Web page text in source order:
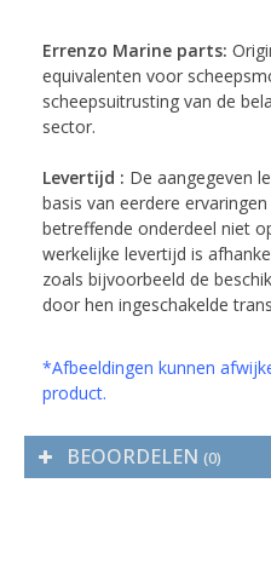
Errenzo Marine parts:
equivalenten voor
scheepsuitrusting van de
sector.
Levertijd : De aangegeven
basis van eerdere
betreffende onderdeel niet
werkelijke levertijd is
zoals bijvoorbeeld de
door hen ingeschakelde
*Afbeeldingen kunnen
product.
BEOORDELEN (0)